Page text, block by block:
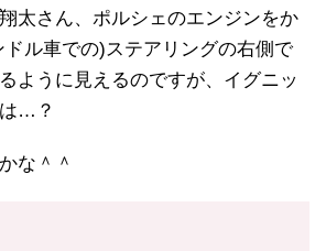
太さん、ポルシェのエンジンをか
ル車での)ステアリングの右側で
ように見えるのですが、イグニッ
…？
な＾＾